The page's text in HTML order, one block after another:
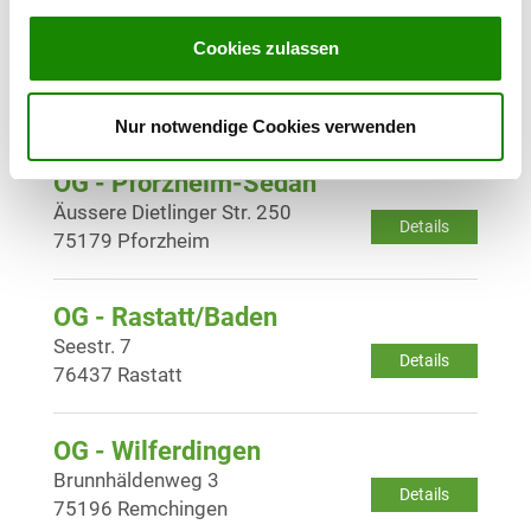
Cookies zulassen
Nur notwendige Cookies verwenden
OG - Oetigheim/Baden
Details
Mühlstr. 69
OG - Pforzheim-Sedan
Details
Äussere Dietlinger Str. 250
75179 Pforzheim
OG - Rastatt/Baden
Details
Seestr. 7
76437 Rastatt
OG - Wilferdingen
Details
Brunnhäldenweg 3
75196 Remchingen